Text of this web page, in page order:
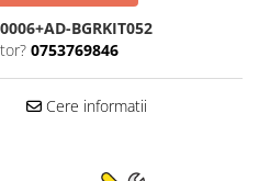
BGRKIT052
0753769846
Cere informatii